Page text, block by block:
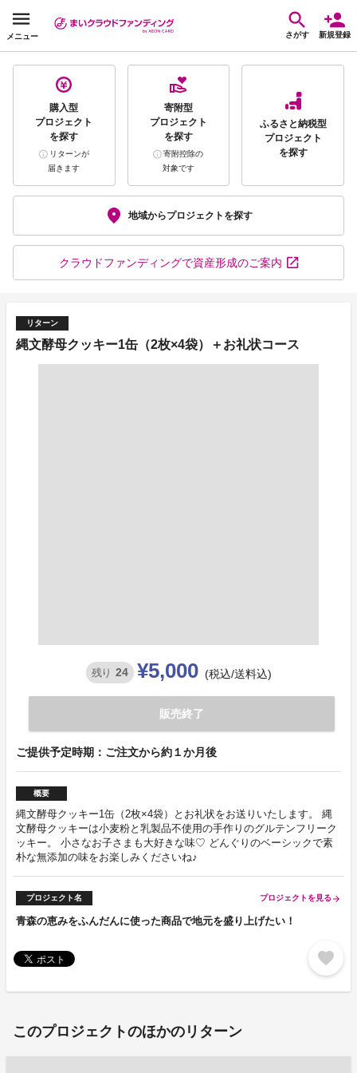
メニュー さがす 新規登録
購入型
プロジェクト
を探す
リターンが
届きます
寄附型
プロジェクト
を探す
寄附控除の
対象です
ふるさと納税型
プロジェクト
を探す
地域からプロジェクトを探す
クラウドファンディングで資産形成のご案内
リターン
縄文酵母クッキー1缶（2枚×4袋）＋お礼状コース
残り 24 ¥5,000 (税込/送料込)
販売終了
ご提供予定時期：ご注文から約１か月後
概要
縄文酵母クッキー1缶（2枚×4袋）とお礼状をお送りいたします。 縄
文酵母クッキーは小麦粉と乳製品不使用の手作りのグルテンフリーク
ッキー。 小さなお子さまも大好きな味♡ どんぐりのベーシックで素
朴な無添加の味をお楽しみくださいね♪
プロジェクト名 プロジェクトを見る arrow_forward
青森の恵みをふんだんに使った商品で地元を盛り上げたい！
favorite
このプロジェクトのほかのリターン